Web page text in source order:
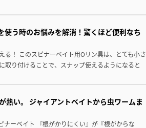
使う時のお悩みを解消！驚くほど便利なち
る！ このスピナーベイト用Oリン具は、とても小さ
取り付けることで、スナップ使えるようになると
熱い。 ジャイアントベイトから虫ワームま
ーベイト 『根がかりにくい』が『根がからな